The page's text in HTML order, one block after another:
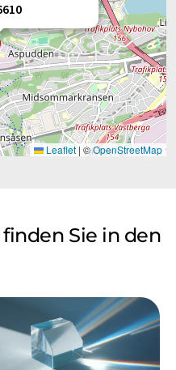
Leaflet |©OpenStreetMap
Sie in den